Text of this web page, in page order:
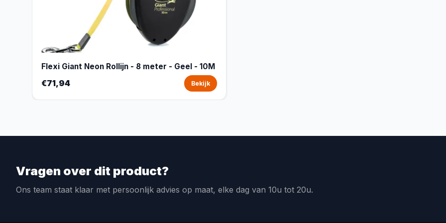
Flexi Giant Neon Rollijn - 8 meter - Geel - 10M
€71,94 Bekijk
Vragen over dit product?
Ons team staat klaar met persoonlijk advies op maat, elke dag van 10u tot 20u.